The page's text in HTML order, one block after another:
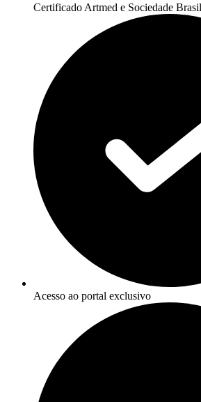
Certificado Artmed e Sociedade
Acesso ao portal exclusivo